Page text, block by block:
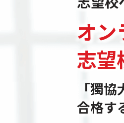
オン
志望
「獨
合格す